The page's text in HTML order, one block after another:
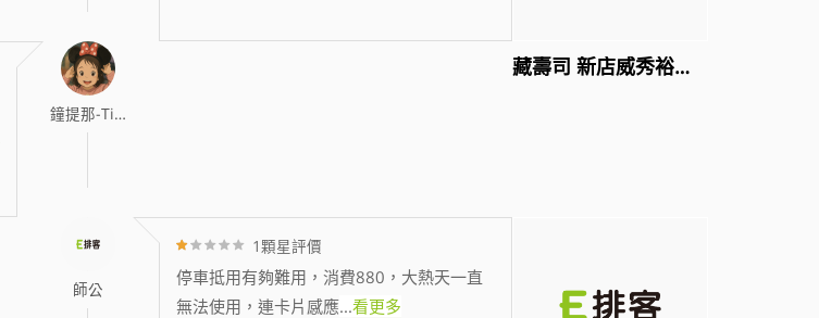
藏壽司 新店威秀裕隆店
鐘提那-Tina
師公
1顆星評價
停車抵用有夠難用，消費880，大熱天一直
無法使用，連卡片感應...看更多